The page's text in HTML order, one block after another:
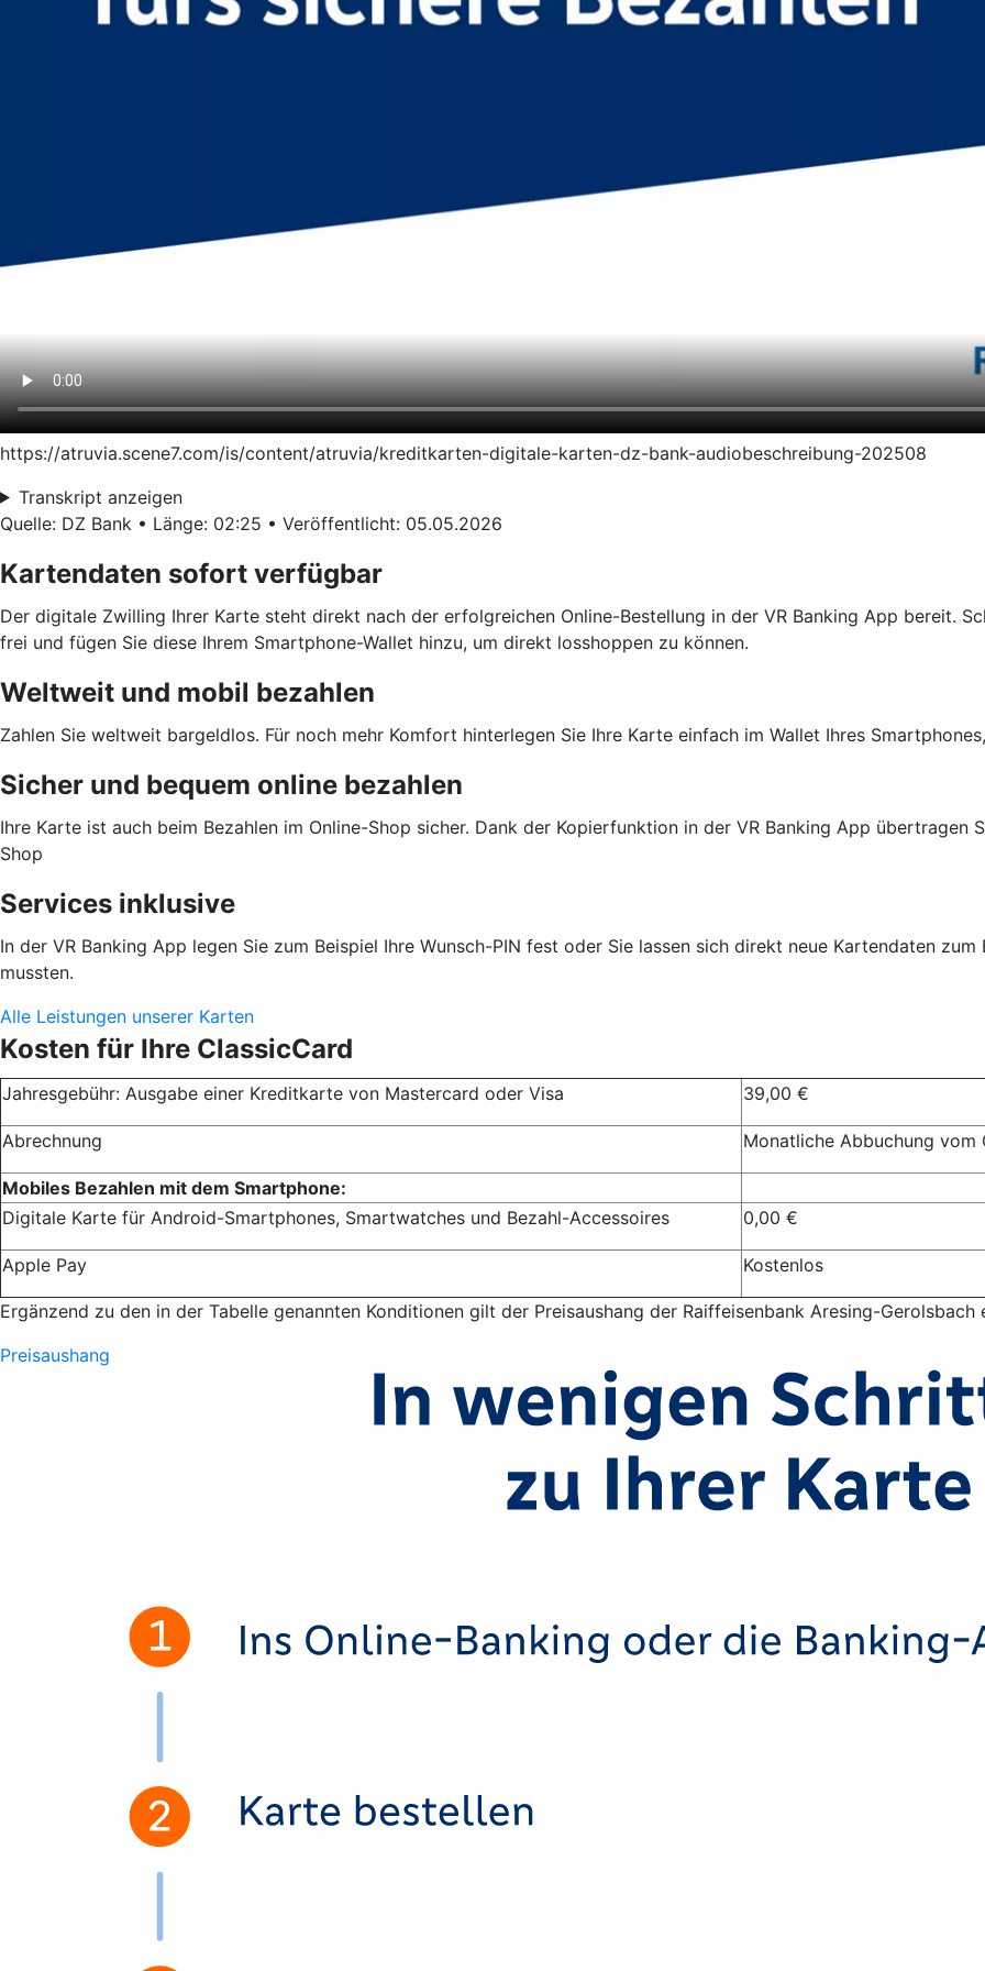
https://atruvia.scene7.com/is/content/atruvia/kreditkarten-digitale-karten-dz-bank-audiobeschreibung-202508
Transkript anzeigen
Quelle: DZ Bank • Länge: 02:25 • Veröffentlicht: 05.05.2026
Kartendaten sofort verfügbar
Der digitale Zwilling Ihrer Karte steht direkt nach der erfolgreichen Online-Bestellung in der VR Banking App bereit.
frei und fügen Sie diese Ihrem Smartphone-Wallet hinzu, um direkt losshoppen zu können.
Weltweit und mobil bezahlen
Zahlen Sie weltweit bargeldlos. Für noch mehr Komfort hinterlegen Sie Ihre Karte einfach im Wallet Ihres
Sicher und bequem online bezahlen
Ihre Karte ist auch beim Bezahlen im Online-Shop sicher. Dank der Kopierfunktion in der VR Banking App übertragen
Shop
Services inklusive
In der VR Banking App legen Sie zum Beispiel Ihre Wunsch-PIN fest oder Sie lassen sich direkt neue Kartendaten
mussten.
Alle Leistungen unserer Karten
Kosten für Ihre ClassicCard
Jahresgebühr: Ausgabe einer Kreditkarte von Mastercard oder Visa 39,00 €
Abrechnung Monatliche Abbuchung vom
Mobiles Bezahlen mit dem Smartphone:
Digitale Karte für Android-Smartphones, Smartwatches und Bezahl-Accessoires
0,00 €
Apple Pay Kostenlos
Ergänzend zu den in der Tabelle genannten Konditionen gilt der Preisaushang der Raiffeisenbank Aresing-Gerolsbach
Preisaushang